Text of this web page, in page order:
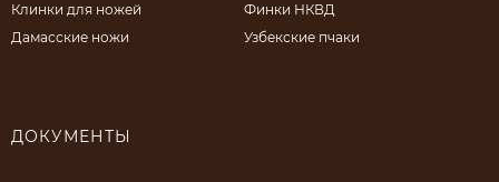
Клинки для ножей
Дамасские ножи
Финки НКВД
Узбекские пчаки
ДОКУМЕНТЫ